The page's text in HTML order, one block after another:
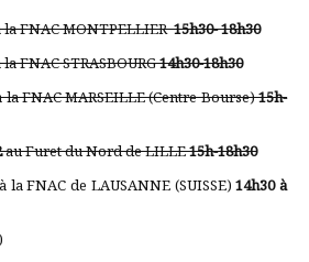
FNAC MONTPELLIER15h30- 18h30
FNAC STRASBOURG14h30-18h30
la FNAC MARSEILLE (Centre Bourse)15h-
au Furet du Nord de LILLE15h-18h30
la FNAC de LAUSANNE (SUISSE) 14h30 à